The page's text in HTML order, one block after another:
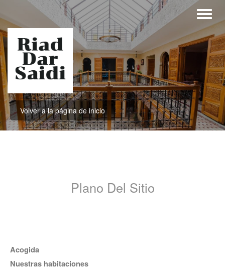
Volver a la página de inicio
Plano Del Sitio
Acogida
Nuestras habitaciones